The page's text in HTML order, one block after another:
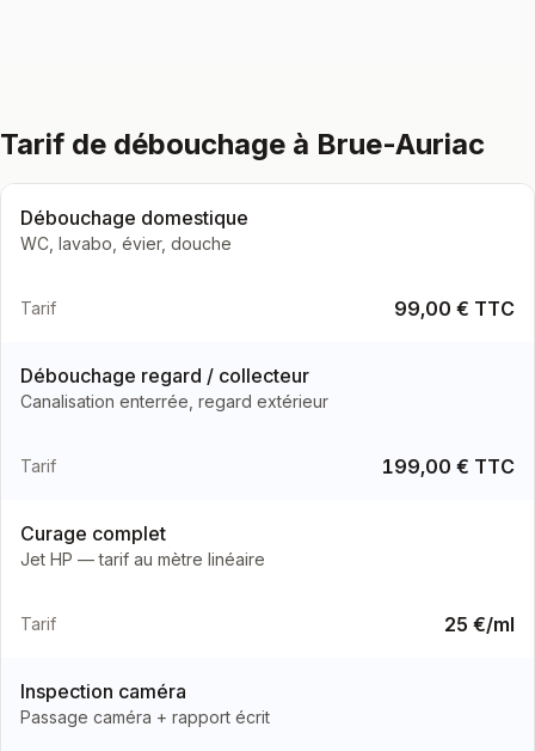
Tarif de débouchage à Brue-Auriac
Débouchage domestique
WC, lavabo, évier, douche
Tarif 99,00 € TTC
Débouchage regard / collecteur
Canalisation enterrée, regard extérieur
Tarif 199,00 € TTC
Curage complet
Jet HP — tarif au mètre linéaire
Tarif 25 €/ml
Inspection caméra
Passage caméra + rapport écrit